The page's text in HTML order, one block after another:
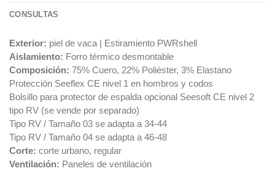
CONSULTAS
Exterior: piel de vaca | Estiramiento PWRshell
Aislamiento: Forro térmico desmontable
Composición: 75% Cuero, 22% Poliéster, 3% Elastano
Protección Seeflex CE nivel 1 en hombros y codos
Bolsillo para protector de espalda opcional Seesoft CE nivel 2
tipo RV (se vende por separado)
Tipo RV / Tamaño 03 se adapta a 34-44
Tipo RV / Tamaño 04 se adapta a 46-48
Corte: corte urbano, regular
Ventilación: Paneles de ventilación